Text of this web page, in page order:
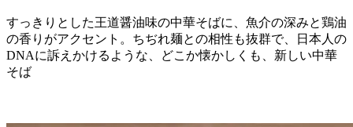
すっきりとした王道醤油味の中華そばに、魚介の深みと鶏油
の香りがアクセント。ちぢれ麺との相性も抜群で、日本人の
DNAに訴えかけるような、どこか懐かしくも、新しい中華
そば